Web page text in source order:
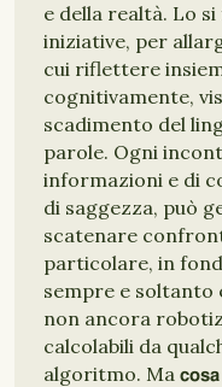
e della realtà. Lo
iniziative, per
cui riflettere
cognitivamente,
scadimento del
parole. Ogni
informazioni e di
di saggezza, può
scatenare
particolare, in
sempre e soltanto
non ancora
calcolabili da
algoritmo. Ma 𝗰𝗼𝘀𝗮